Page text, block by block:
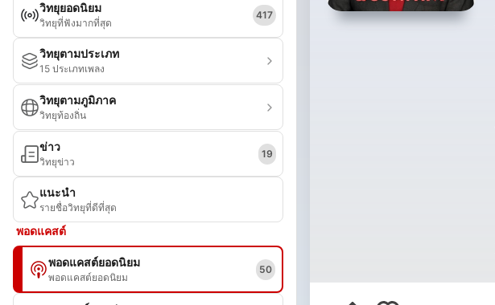
วิทยุยอดนิยม
วิทยุที่ฟังมากที่สุด
417
วิทยุตามประเภท
15 ประเภทเพลง
วิทยุตามภูมิภาค
วิทยุท้องถิ่น
ข่าว
วิทยุข่าว
19
แนะนำ
รายชื่อวิทยุที่ดีที่สุด
พอดแคสต์
พอดแคสต์ยอดนิยม
พอดแคสต์ยอดนิยม
50